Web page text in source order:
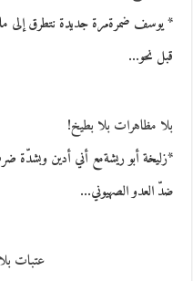
* يوسف ضمرةمرة جديدة نتطرق إلى
قبل نحو…
بلا مظاهرات بلا بطيخ!
*زليخة أبو ريشةمع أني أدين وبشدّة
ضدّ العدو الصهيوني…
عتبات